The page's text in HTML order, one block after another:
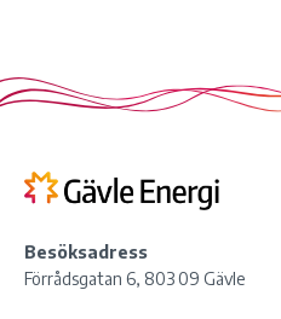
Besöksadress
Förrådsgatan 6, 803 09 Gävle